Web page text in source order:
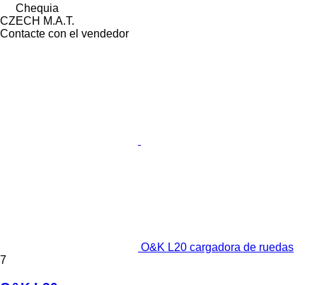
Chequia
CZECH M.A.T.
Contacte con el vendedor
O&K L20 cargadora de ruedas
7